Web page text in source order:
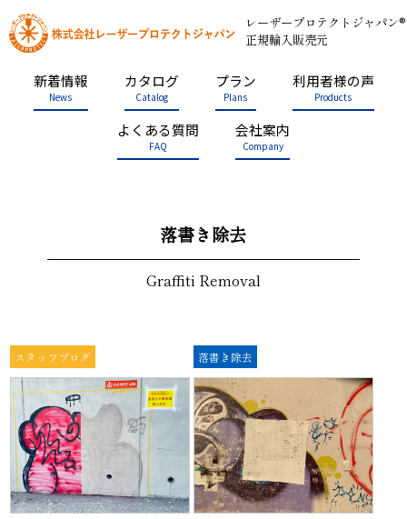
レーザープロテクトジャパン®
正規輸入販売元
新着情報
News
カタログ
Catalog
プラン
Plans
利用者様の声
Products
よくある質問
FAQ
会社案内
Company
落書き除去
Graffiti Removal
スタッフブログ 落書き除去